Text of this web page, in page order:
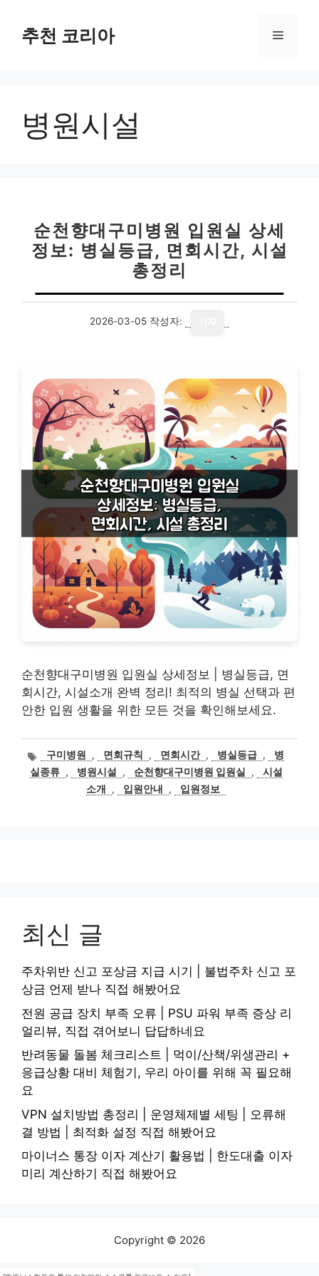
추천 코리아 메
병원시설
순천향대구미병원 입원실 상세
정보: 병실등급, 면회시간, 시설
총정리
2026-03-05 작성자:
순천향대구미병원 입원실 상세정보 | 병실등급, 면
회시간, 시설소개 완벽 정리! 최적의 병실 선택과 편
안한 입원 생활을 위한 모든 것을 확인해보세요.
태
그
구미병원 , 면회규칙 , 면회시간 , 병실등급 ,
병
실종류 , 병원시설 , 순천향대구미병원 입원실 ,
시설
소개
, 입원안내 , 입원정보
최신 글
주차위반 신고 포상금 지급 시기 | 불법주차 신고 포
상금 언제 받나 직접 해봤어요
전원 공급 장치 부족 오류 | PSU 파워 부족 증상 리
얼리뷰, 직접 겪어보니 답답하네요
반려동물 돌봄 체크리스트 | 먹이/산책/위생관리 +
응급상황 대비 체험기, 우리 아이를 위해 꼭 필요해
요
VPN 설치방법 총정리 | 운영체제별 세팅 | 오류해
결 방법 | 최적화 설정 직접 해봤어요
마이너스 통장 이자 계산기 활용법 | 한도대출 이자
미리 계산하기 직접 해봤어요
Copyright © 2026